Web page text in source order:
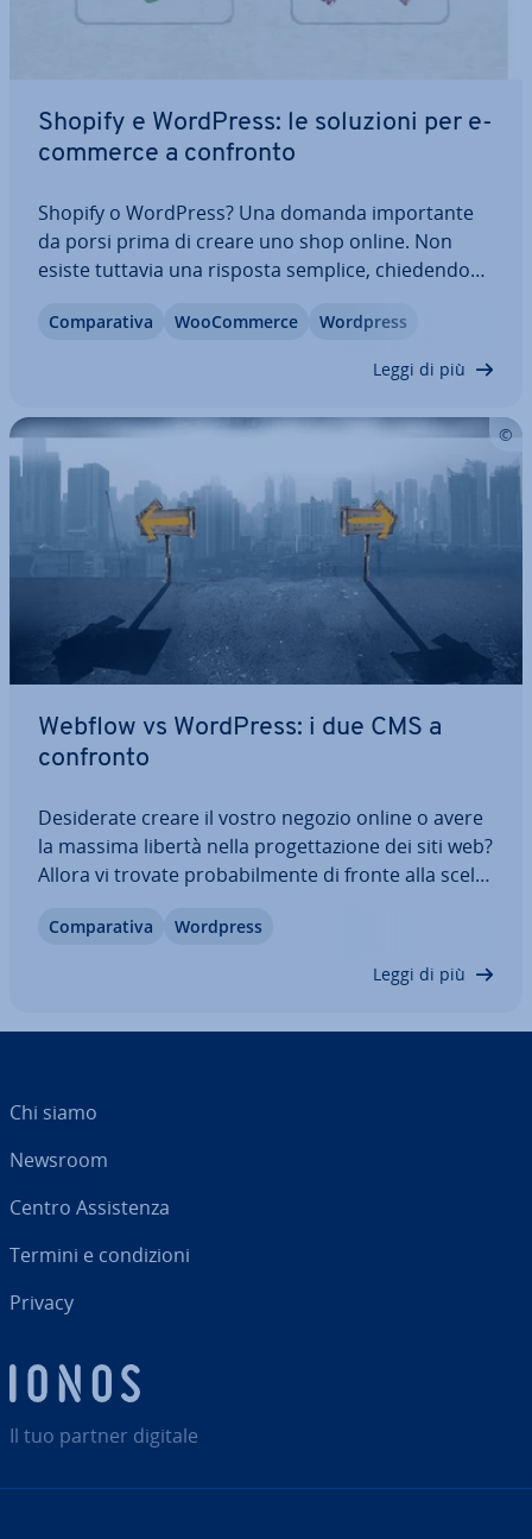
Shopify e WordPress: le soluzioni per e-
commerce a confronto
Shopify o WordPress? Una domanda im­por­tan­te
da porsi prima di creare uno shop online. Non
esiste tuttavia una risposta semplice, chie­den­do­si
resto, con­si­de­ra­re il progetto dapprima in un
Com­pa­ra­ti­va Woo­Com­mer­ce Wordpress
Leggi di più
Webflow vs WordPress: i due CMS a
confronto
De­si­de­ra­te creare il vostro negozio online o avere
la massima libertà nella pro­get­ta­zio­ne dei siti web?
Allora vi trovate pro­ba­bil­men­te di fronte alla scelta
uno dei CMS più noti e uti­liz­za­ti, il sistema gratuito
Com­pa­ra­ti­va Wordpress
Leggi di più
Il tuo partner digitale
Chi siamo
Newsroom
Centro As­si­sten­za
Termini e con­di­zio­ni
Privacy